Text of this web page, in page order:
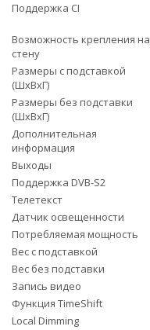
Поддержка CI
Возможность крепления на
стену
Размеры с подставкой
(ШxВxГ)
Размеры без подставки
(ШxВxГ)
Дополнительная
информация
Выходы
Поддержка DVB-S2
Телетекст
Датчик освещенности
Потребляемая мощность
Вес с подставкой
Вес без подставки
Запись видео
Функция TimeShift
Local Dimming